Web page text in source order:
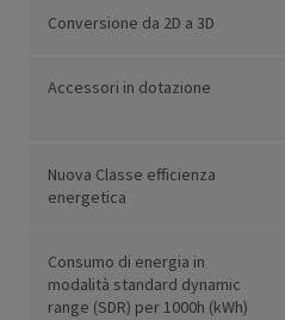
Conversione da 2D a 3D
Accessori in dotazione
Nuova Classe efficienza
energetica
Consumo di energia in
modalità standard dynamic
range (SDR) per 1000h (kWh)